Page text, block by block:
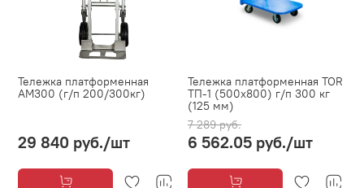
Тележка платформенная
AM300 (г/п 200/300кг)
29 840 руб./шт
Тележка платформенная TOR
ТП-1 (500х800) г/п 300 кг
(125 мм)
7 289 руб.
6 562.05 руб./шт